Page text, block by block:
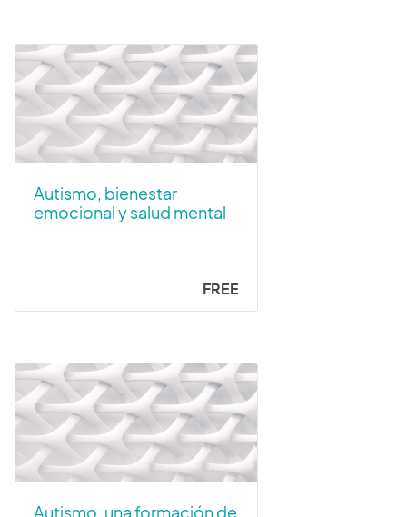
Autismo, bienestar
emocional y salud mental
FREE
Autismo, una formación de